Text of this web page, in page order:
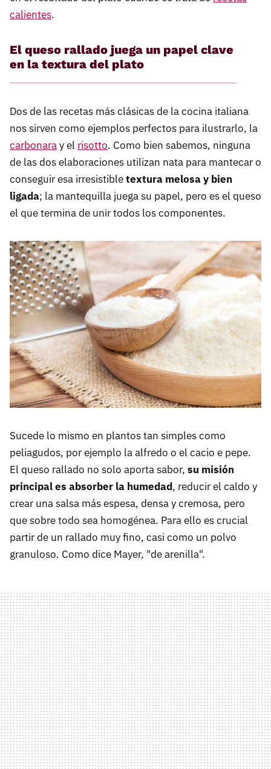
calientes.
El queso rallado juega un papel clave
en la textura del plato
Dos de las recetas más clásicas de la cocina italiana
nos sirven como ejemplos perfectos para ilustrarlo, la
carbonaray el risotto. Como bien sabemos, ninguna
de las dos elaboraciones utilizan nata para mantecar o
conseguir esa irresistibletextura melosa y bien
ligada; la mantequilla juega su papel, pero es el queso
el que termina de unir todos los componentes.
Sucede lo mismo en plantos tan simples como
peliagudos, por ejemplo la alfredo o el cacio e pepe.
El queso rallado no solo aporta sabor, su misión
principal es absorber la humedad, reducir el caldo y
crear una salsa más espesa, densa y cremosa, pero
que sobre todo sea homogénea. Para ello es crucial
partir de un rallado muy fino, casi como un polvo
granuloso. Como dice Mayer, "de arenilla".